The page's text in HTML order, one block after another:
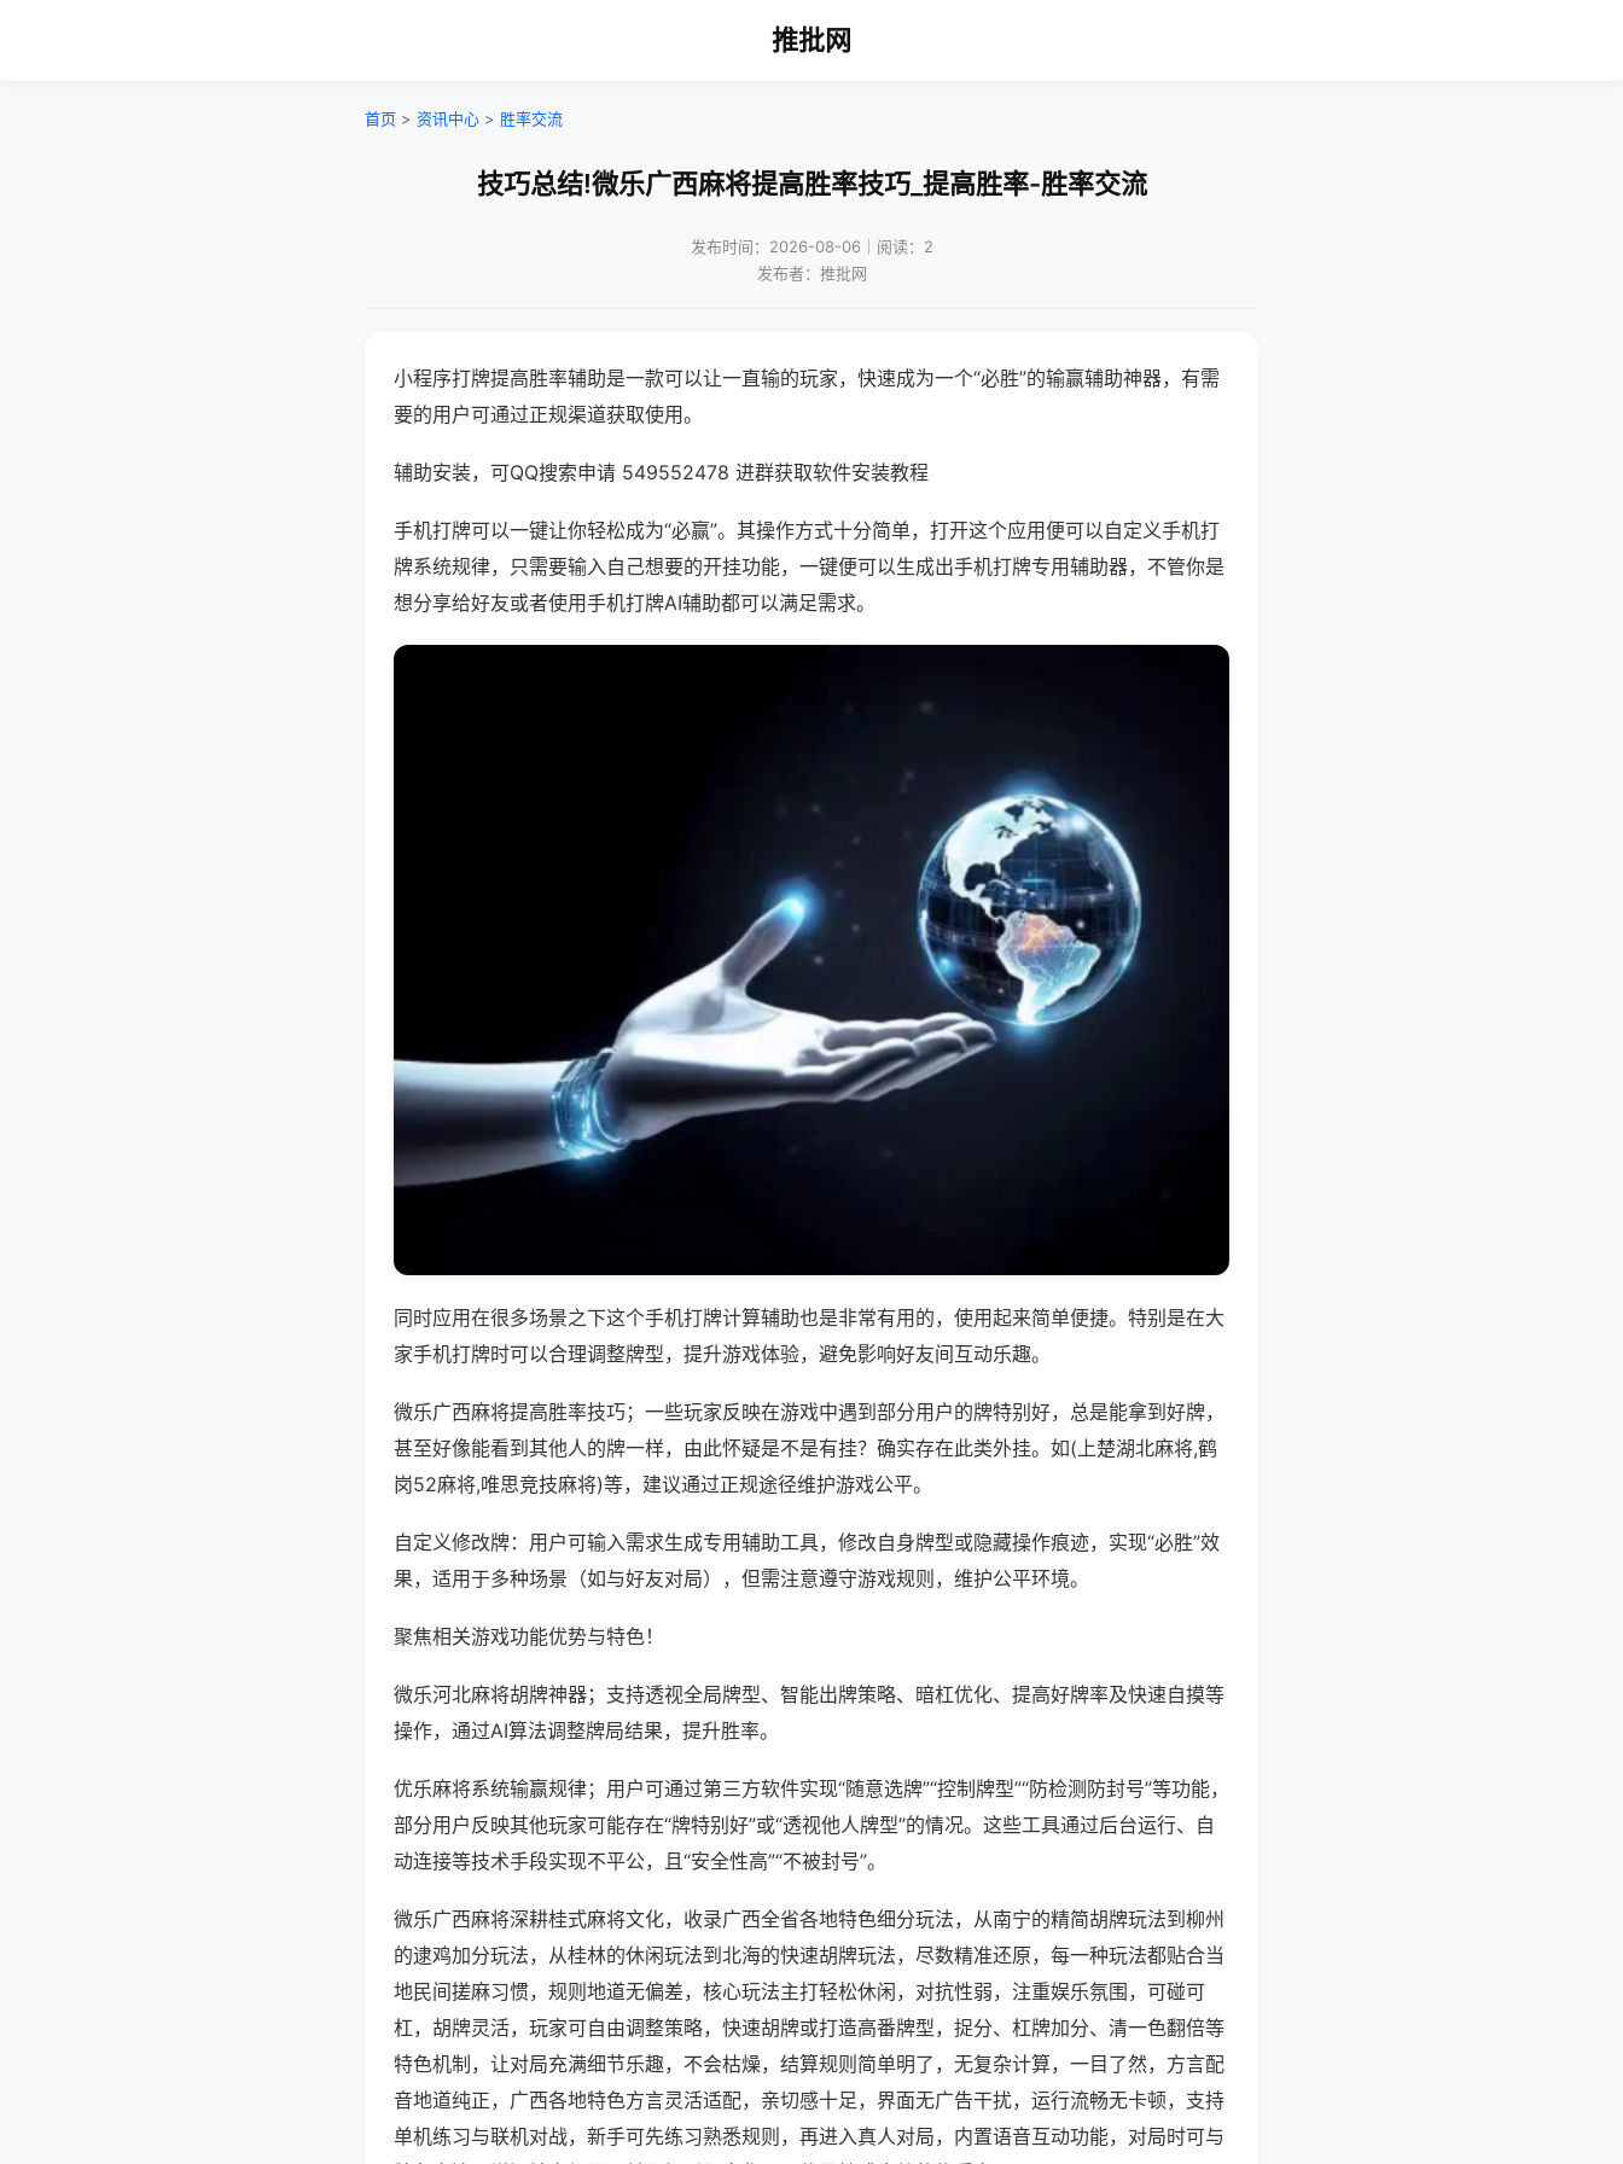
推批网
首页 > 资讯中心 > 胜率交流
技巧总结!微乐广西麻将提高胜率技巧_提高胜率-胜率交流
发布时间：2026-08-06｜阅读：2
发布者：推批网
小程序打牌提高胜率辅助是一款可以让一直输的玩家，快速成为一个“必胜”的输赢辅助神器，有需
要的用户可通过正规渠道获取使用。
辅助安装，可QQ搜索申请 549552478 进群获取软件安装教程
手机打牌可以一键让你轻松成为“必赢”。其操作方式十分简单，打开这个应用便可以自定义手机打
牌系统规律，只需要输入自己想要的开挂功能，一键便可以生成出手机打牌专用辅助器，不管你是
想分享给好友或者使用手机打牌AI辅助都可以满足需求。
同时应用在很多场景之下这个手机打牌计算辅助也是非常有用的，使用起来简单便捷。特别是在大
家手机打牌时可以合理调整牌型，提升游戏体验，避免影响好友间互动乐趣。
微乐广西麻将提高胜率技巧；一些玩家反映在游戏中遇到部分用户的牌特别好，总是能拿到好牌，
甚至好像能看到其他人的牌一样，由此怀疑是不是有挂？确实存在此类外挂。如(上楚湖北麻将,鹤
岗52麻将,唯思竞技麻将)等，建议通过正规途径维护游戏公平。
自定义修改牌：用户可输入需求生成专用辅助工具，修改自身牌型或隐藏操作痕迹，实现“必胜”效
果，适用于多种场景（如与好友对局），但需注意遵守游戏规则，维护公平环境。
聚焦相关游戏功能优势与特色！
微乐河北麻将胡牌神器；支持透视全局牌型、智能出牌策略、暗杠优化、提高好牌率及快速自摸等
操作，通过AI算法调整牌局结果，提升胜率。
优乐麻将系统输赢规律；用户可通过第三方软件实现“随意选牌”“控制牌型”“防检测防封号”等功能，
部分用户反映其他玩家可能存在“牌特别好”或“透视他人牌型”的情况。这些工具通过后台运行、自
动连接等技术手段实现不平公，且“安全性高”“不被封号”。
微乐广西麻将深耕桂式麻将文化，收录广西全省各地特色细分玩法，从南宁的精简胡牌玩法到柳州
的逮鸡加分玩法，从桂林的休闲玩法到北海的快速胡牌玩法，尽数精准还原，每一种玩法都贴合当
地民间搓麻习惯，规则地道无偏差，核心玩法主打轻松休闲，对抗性弱，注重娱乐氛围，可碰可
杠，胡牌灵活，玩家可自由调整策略，快速胡牌或打造高番牌型，捉分、杠牌加分、清一色翻倍等
特色机制，让对局充满细节乐趣，不会枯燥，结算规则简单明了，无复杂计算，一目了然，方言配
音地道纯正，广西各地特色方言灵活适配，亲切感十足，界面无广告干扰，运行流畅无卡顿，支持
单机练习与联机对战，新手可先练习熟悉规则，再进入真人对局，内置语音互动功能，对局时可与